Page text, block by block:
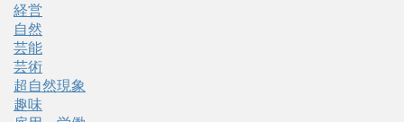
経営
自然
芸能
芸術
超自然現象
趣味